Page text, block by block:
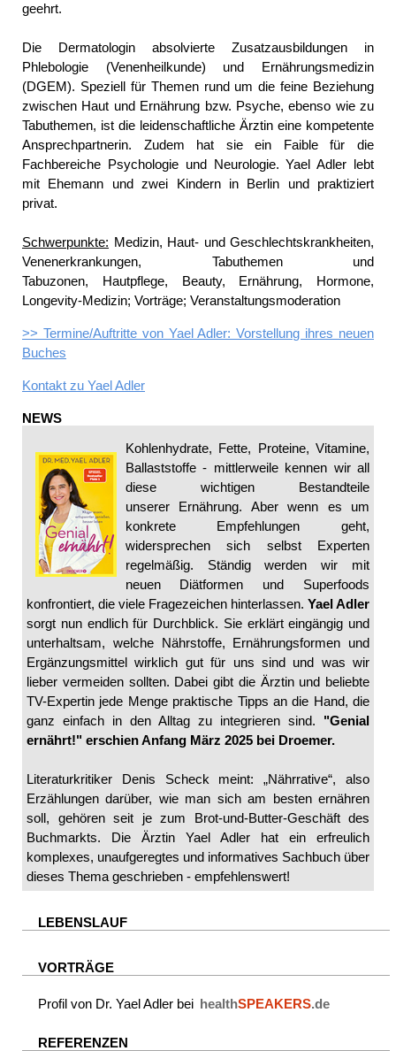
geehrt.
Die Dermatologin absolvierte Zusatzausbildungen in
Phlebologie (Venenheilkunde) und Ernährungsmedizin
(DGEM). Speziell für Themen rund um die feine Beziehung
zwischen Haut und Ernährung bzw. Psyche, ebenso wie zu
Tabuthemen, ist die leidenschaftliche Ärztin eine kompetente
Ansprechpartnerin. Zudem hat sie ein Faible für die
Fachbereiche Psychologie und Neurologie. Yael Adler lebt
mit Ehemann und zwei Kindern in Berlin und praktiziert
privat.
Schwerpunkte: Medizin, Haut- und Geschlechtskrankheiten,
Venenerkrankungen, Tabuthemen und
Tabuzonen, Hautpflege, Beauty, Ernährung, Hormone,
Longevity-Medizin; Vorträge; Veranstaltungsmoderation
>> Termine/Auftritte von Yael Adler: Vorstellung ihres neuen
Buches
Kontakt zu Yael Adler
NEWS
Kohlenhydrate, Fette, Proteine, Vitamine,
Ballaststoffe - mittlerweile kennen wir all
diese wichtigen Bestandteile
unserer Ernährung. Aber wenn es um
konkrete Empfehlungen geht,
widersprechen sich selbst Experten
regelmäßig. Ständig werden wir mit
neuen Diätformen und Superfoods
konfrontiert, die viele Fragezeichen hinterlassen. Yael Adler
sorgt nun endlich für Durchblick. Sie erklärt eingängig und
unterhaltsam, welche Nährstoffe, Ernährungsformen und
Ergänzungsmittel wirklich gut für uns sind und was wir
lieber vermeiden sollten. Dabei gibt die Ärztin und beliebte
TV-Expertin jede Menge praktische Tipps an die Hand, die
ganz einfach in den Alltag zu integrieren sind. "Genial
ernährt!" erschien Anfang März 2025 bei Droemer.
Literaturkritiker Denis Scheck meint: „Nährrative“, also
Erzählungen darüber, wie man sich am besten ernähren
soll, gehören seit je zum Brot-und-Butter-Geschäft des
Buchmarkts. Die Ärztin Yael Adler hat ein erfreulich
komplexes, unaufgeregtes und informatives Sachbuch über
dieses Thema geschrieben - empfehlenswert!
LEBENSLAUF
VORTRÄGE
Profil von Dr. Yael Adler bei healthSPEAKERS.de
REFERENZEN